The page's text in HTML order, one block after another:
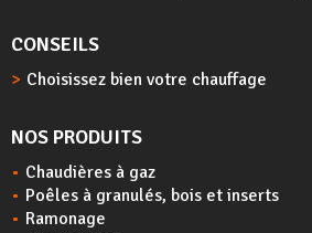
CONSEILS
Choisissez bien votre chauffage
NOS PRODUITS
Chaudières à gaz
Poêles à granulés, bois et inserts
Ramonage